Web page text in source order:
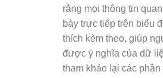
rằng mọi thông tin
bày trực tiếp trên biểu
thích kèm theo, giúp
được ý nghĩa của dữ
tham khảo lại các